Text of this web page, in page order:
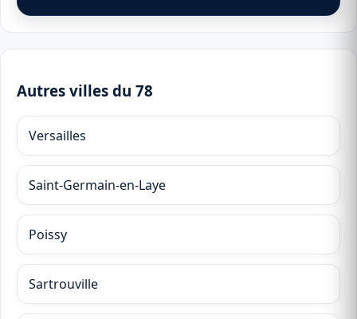
Autres villes du 78
Versailles
Saint-Germain-en-Laye
Poissy
Sartrouville